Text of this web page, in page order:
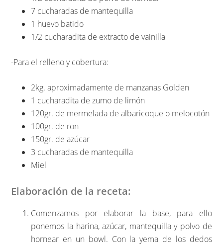
7 cucharadas de mantequilla
1 huevo batido
1/2 cucharadita de extracto de vainilla
-Para el relleno y cobertura:
2kg. aproximadamente de manzanas Golden
1 cucharadita de zumo de limón
120gr. de mermelada de albaricoque o melocotón
100gr. de ron
150gr. de azúcar
3 cucharadas de mantequilla
Miel
Elaboración de la receta:
Comenzamos por elaborar la base, para ello
ponemos la harina, azúcar, mantequilla y polvo de
hornear en un bowl. Con la yema de los dedos